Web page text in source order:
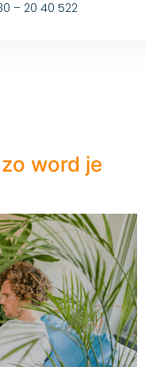
– 20 40 522
word je